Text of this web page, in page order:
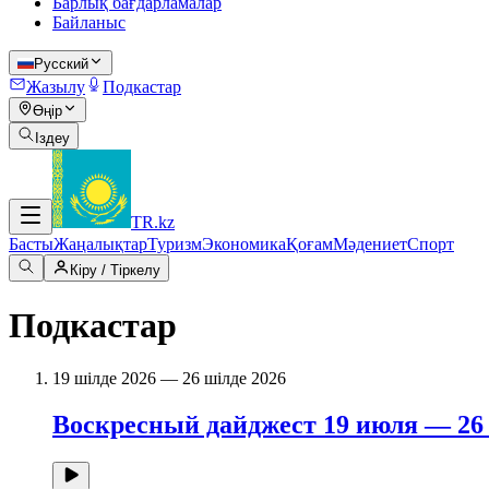
Байланыс
Русский
Жазылу Подкастар
Өңір
Іздеу
TR.kz
БастыЖаңалықтарТуризмЭкономикаҚоғамМәдениетСпорт
Кіру / Тіркелу
Подкастар
19 шілде 2026 — 26 шілде 2026
Воскресный дайджест 19 июля —